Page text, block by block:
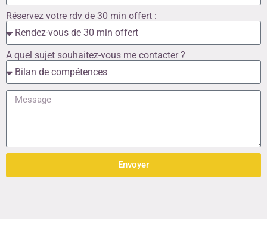
Réservez votre rdv de 30 min offert :
A quel sujet souhaitez-vous me contacter ?
Envoyer